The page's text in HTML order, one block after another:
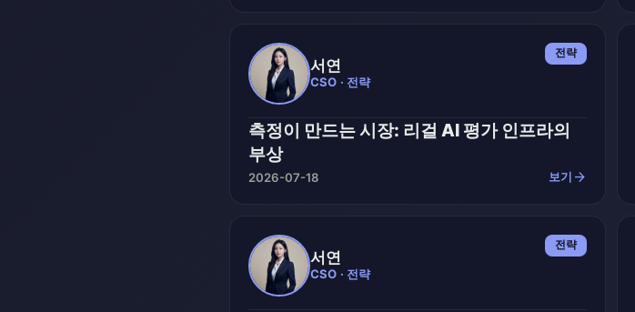
서연
CSO · 전략
전략
측정이 만드는 시장: 리걸 AI 평가 인프라의
부상
2026-07-18 보기 arrow_forward
서연
CSO · 전략
전략